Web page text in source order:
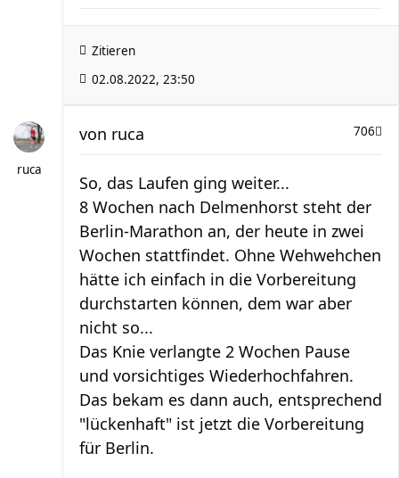
Zitieren
02.08.2022, 23:50
ruca
706
von ruca
So, das Laufen ging weiter...
8 Wochen nach Delmenhorst steht der
Berlin-Marathon an, der heute in zwei
Wochen stattfindet. Ohne Wehwehchen
hätte ich einfach in die Vorbereitung
durchstarten können, dem war aber
nicht so...
Das Knie verlangte 2 Wochen Pause
und vorsichtiges Wiederhochfahren.
Das bekam es dann auch, entsprechend
"lückenhaft" ist jetzt die Vorbereitung
für Berlin.